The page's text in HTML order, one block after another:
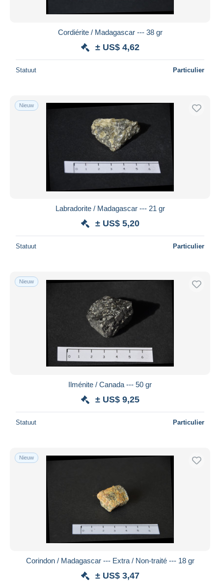
Cordiérite / Madagascar --- 38 gr
± US$ 4,62
Statuut Particulier
Nieuw
Labradorite / Madagascar --- 21 gr
± US$ 5,20
Statuut Particulier
Nieuw
Ilménite / Canada --- 50 gr
± US$ 9,25
Statuut Particulier
Nieuw
Corindon / Madagascar --- Extra / Non-traité --- 18 gr
± US$ 3,47